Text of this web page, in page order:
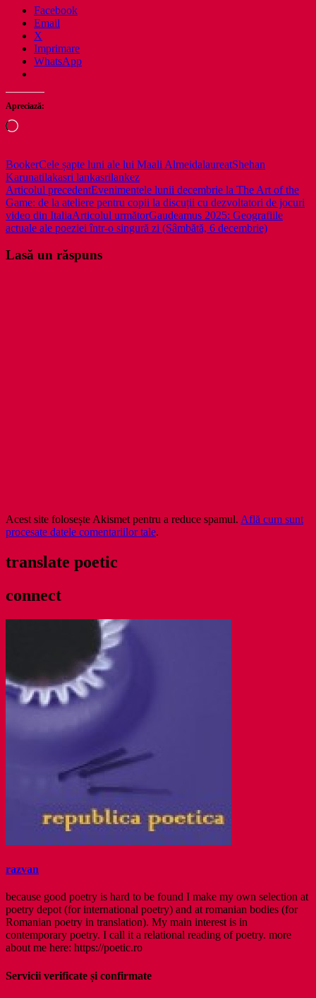
Facebook
Email
X
Imprimare
WhatsApp
Apreciază:
Încarc...
BookerCele șapte luni ale lui Maali AlmeidalaureatShehan
Karunatilakasri lankasrilankez
Navigare
în
articole
Articolul precedentEvenimentele lunii decembrie la The Art of the
Game: de la ateliere pentru copii la discuții cu dezvoltatori de jocuri
video din ItaliaArticolul următorGaudeamus 2025: Geografiile
actuale ale poeziei într-o singură zi (Sâmbătă, 6 decembrie)
Lasă un răspuns
Acest site folosește Akismet pentru a reduce spamul. Află cum sunt
procesate datele comentariilor tale.
translate poetic
connect
razvan
because good poetry is hard to be found I make my own selection at
poetry depot (for international poetry) and at romanian bodies (for
Romanian poetry in translation). My main interest is in
contemporary poetry. I call it a relational reading of poetry. more
about me here: https://poetic.ro
Servicii verificate și confirmate